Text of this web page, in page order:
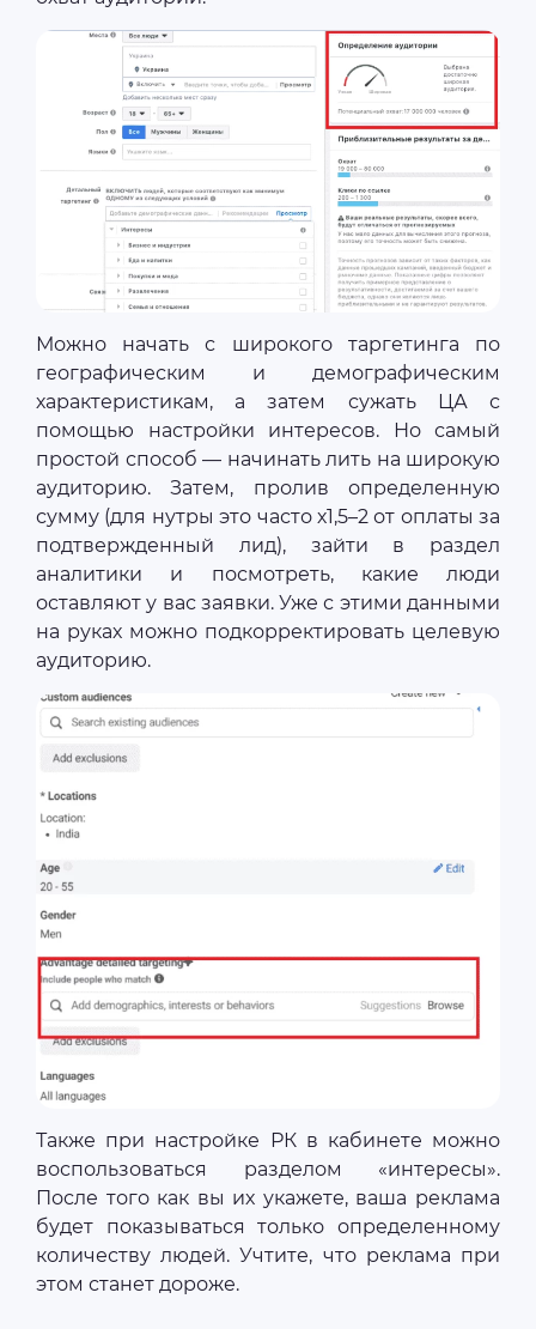
Можно начать с широкого таргетинга по
географическим и демографическим
характеристикам, а затем сужать ЦА с
помощью настройки интересов. Но самый
простой способ — начинать лить на широкую
аудиторию. Затем, пролив определенную
сумму (для нутры это часто х1,5–2 от оплаты за
подтвержденный лид), зайти в раздел
аналитики и посмотреть, какие люди
оставляют у вас заявки. Уже с этими данными
на руках можно подкорректировать целевую
аудиторию.
Также при настройке РК в кабинете можно
воспользоваться разделом «интересы».
После того как вы их укажете, ваша реклама
будет показываться только определенному
количеству людей. Учтите, что реклама при
этом станет дороже.